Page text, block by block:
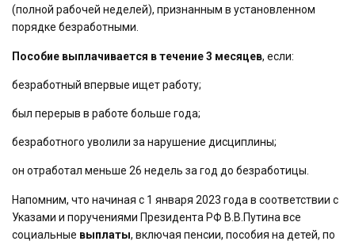
(полной рабочей неделей), признанным в установленном
порядке безработными.
Пособие выплачивается в течение 3 месяцев, если:
безработный впервые ищет работу;
был перерыв в работе больше года;
безработного уволили за нарушение дисциплины;
он отработал меньше 26 недель за год до безработицы.
Напомним, что начиная с 1 января 2023 года в соответствии с
Указами и поручениями Президента РФ В.В.Путина все
социальные выплаты, включая пенсии, пособия на детей, по